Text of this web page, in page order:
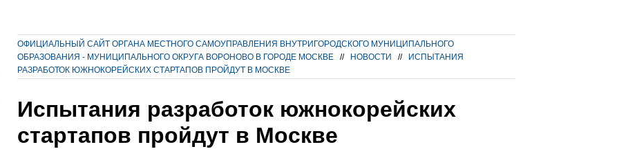
ОФИЦИАЛЬНЫЙ САЙТ ОРГАНА МЕСТНОГО САМОУПРАВЛЕНИЯ ВНУТРИГОРОДСКОГО МУНИЦИПАЛЬНОГО
ОБРАЗОВАНИЯ - МУНИЦИПАЛЬНОГО ОКРУГА ВОРОНОВО В ГОРОДЕ МОСКВЕ
// НОВОСТИ //
ИСПЫТАНИЯ
РАЗРАБОТОК ЮЖНОКОРЕЙСКИХ СТАРТАПОВ ПРОЙДУТ В МОСКВЕ
Испытания разработок южнокорейских
стартапов пройдут в Москве